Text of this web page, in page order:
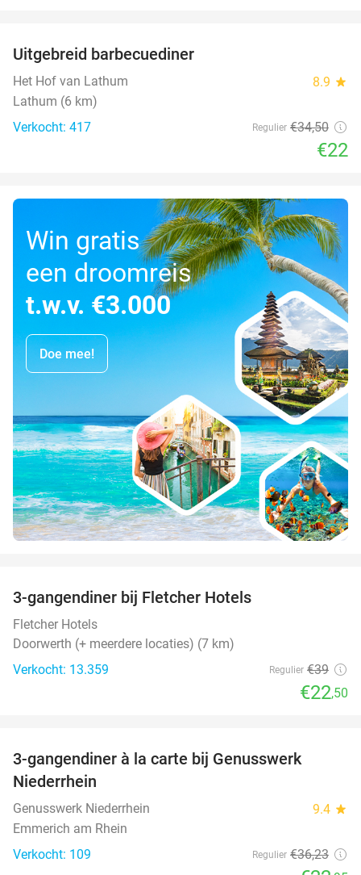
Uitgebreid barbecuediner
Het Hof van Lathum 8.9 star
Lathum (6 km)
Verkocht: 417
Regulier €34,50
€22
Win gratis
een droomreis
t.w.v. €3.000
Doe mee!
3-gangendiner bij Fletcher Hotels
Fletcher Hotels
Doorwerth (+ meerdere locaties) (7 km)
Verkocht: 13.359
Regulier €39
€22,50
3-gangendiner à la carte bij Genusswerk
Niederrhein
Genusswerk Niederrhein 9.4 star
Emmerich am Rhein
Verkocht: 109
Regulier €36,23